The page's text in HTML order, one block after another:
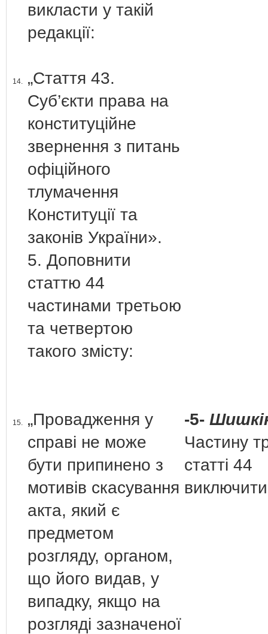
викласти у такій
редакції:
14.
„Стаття 43.
Суб’єкти права на
конституційне
звернення з питань
офіційного
тлумачення
Конституції та
законів України».
5. Доповнити
статтю 44
частинами третьою
та четвертою
такого змісту:
15.
„Провадження у
справі не може
бути припинено з
мотивів скасування
акта, який є
предметом
розгляду, органом,
що його видав, у
випадку, якщо на
розгляді зазначеної
-5-
Частину
статті 44